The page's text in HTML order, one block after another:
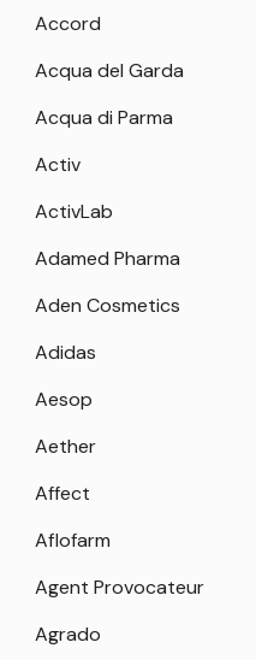
Accord
Acqua del Garda
Acqua di Parma
Activ
ActivLab
Adamed Pharma
Aden Cosmetics
Adidas
Aesop
Aether
Affect
Aflofarm
Agent Provocateur
Agrado